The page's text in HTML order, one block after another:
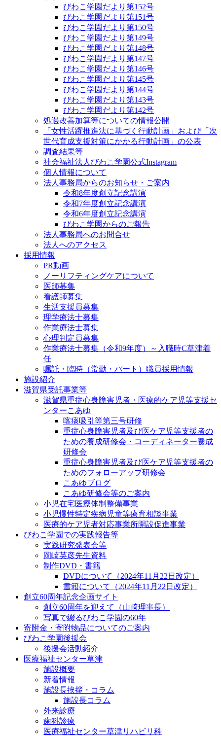
びわこ学園だより第152号
びわこ学園だより第151号
びわこ学園だより第150号
びわこ学園だより第149号
びわこ学園だより第148号
びわこ学園だより第147号
びわこ学園だより第146号
びわこ学園だより第145号
びわこ学園だより第144号
びわこ学園だより第143号
びわこ学園だより第142号
処遇改善加算等についての情報公開
「女性活躍推進法に基づく行動計画」および「次
世代育成支援対策にかかる行動計画」の公表
調査結果等
社会福祉法人びわこ学園公式Instagram
個人情報について
法人事務局からのお知らせ・ご案内
令和8年度創立記念講演
令和7年度創立記念講演
令和6年度創立記念講演
びわこ学園からのご報告
法人事務局へのお問合せ
法人へのアクセス
採用情報
PR動画
ノーリフティングケアについて
医師募集
看護師募集
生活支援員募集
理学療法士募集
作業療法士募集
心理判定員募集
作業療法士募集（令和9年度）～入職時C草津着
任
嘱託・臨時（常勤・パート）職員採用情報
施設紹介
滋賀県受託事業等
滋賀県重症心身障害児者・医療的ケア児等支援セ
ンターこあゆ
喀痰吸引等第三号研修
重症心身障害児者及び医ケア児等支援者の
ための養成研修会・コーディネーター養成
研修会
重症心身障害児者及び医ケア児等支援者の
ためのフォローアップ研修会
こあゆブログ
こあゆ研修会等のご案内
小児在宅医療体制整備事業
小児慢性特定疾病児童等療育相談事業
医療的ケア児者対応事業所開設促進事業
びわこ学園での実践報告等
実践研究発表会等
岡崎英彦先生資料
制作DVD・書籍
DVDについて（2024年11月22日改定）
書籍について（2024年11月22日改定）
創立60周年記念企画サイト
創立60周年を迎えて（山﨑理事長）
写真で綴るびわこ学園の60年
寄附金・寄附物品についてのご案内
びわこ学園後援会
後援会活動紹介
医療福祉センター草津
施設概要
新着情報
施設長挨拶・コラム
施設長コラム
外来診療
歯科診療
医療福祉センター草津リハビリ科